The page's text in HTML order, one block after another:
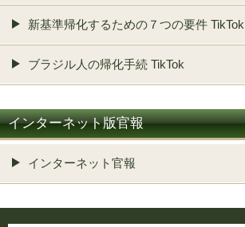
新基準帰化するための７つの要件 TikTok
ブラジル人の帰化手続 TikTok
インターネット版官報
インターネット官報